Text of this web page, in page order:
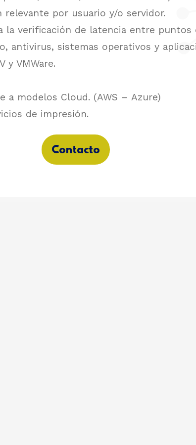
por usuario y/o servidor.
la verificación de latencia entre puntos
antivirus, sistemas operativos y
y VMWare.
a modelos Cloud. (AWS – Azure)
de impresión.
Contacto